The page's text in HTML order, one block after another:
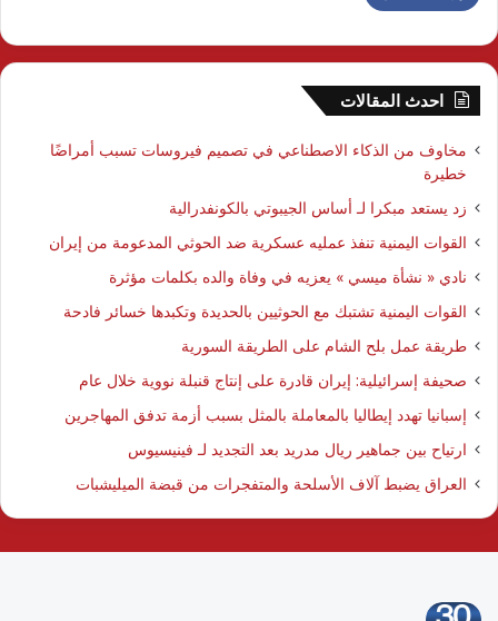
احدث المقالات
مخاوف من الذكاء الاصطناعي في تصميم فيروسات تسبب أمراضًا
خطيرة
زد يستعد مبكرا لـ أساس الجيبوتي بالكونفدرالية
القوات اليمنية تنفذ عمليه عسكرية ضد الحوثي المدعومة من إيران
نادي « نشأة ميسي » يعزيه في وفاة والده بكلمات مؤثرة
القوات اليمنية تشتبك مع الحوثيين بالحديدة وتكبدها خسائر فادحة
طريقة عمل بلح الشام على الطريقة السورية
صحيفة إسرائيلية: إيران قادرة على إنتاج قنبلة نووية خلال عام
إسبانيا تهدد إيطاليا بالمعاملة بالمثل بسبب أزمة تدفق المهاجرين
ارتياح بين جماهير ريال مدريد بعد التجديد لـ فينيسيوس
العراق يضبط آلاف الأسلحة والمتفجرات من قبضة الميليشبات